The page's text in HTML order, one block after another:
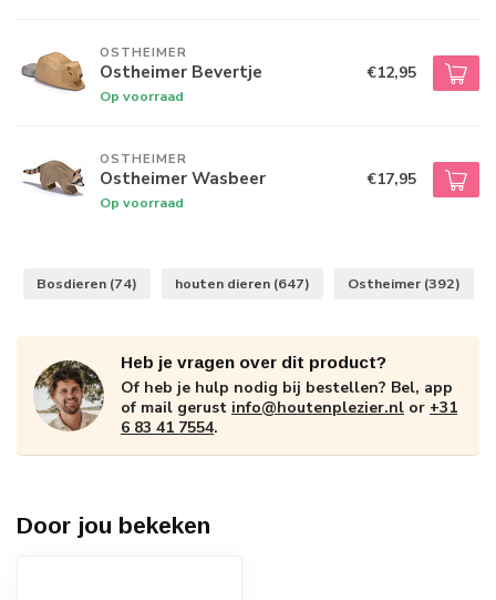
OSTHEIMER
Ostheimer Bevertje
Op voorraad
€12,95
OSTHEIMER
Ostheimer Wasbeer
Op voorraad
€17,95
Bosdieren (74) houten dieren (647) Ostheimer (392)
Heb je vragen over dit product?
Of heb je hulp nodig bij bestellen? Bel, app
of mail gerust info@houtenplezier.nl or +31
6 83 41 7554.
Door jou bekeken